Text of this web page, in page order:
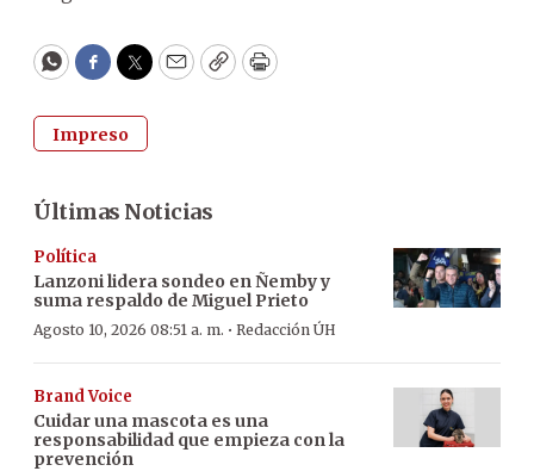
WhatsApp
Facebook
Twitter
EmailCopyPrint
Impreso
Últimas Noticias
Política
Lanzoni lidera sondeo en Ñemby y
suma respaldo de Miguel Prieto
Agosto 10, 2026 08:51 a. m. · Redacción ÚH
Brand Voice
Cuidar una mascota es una
responsabilidad que empieza con la
prevención